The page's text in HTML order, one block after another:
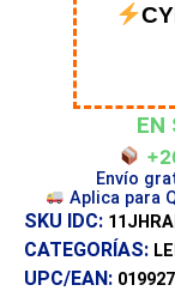
EN
Envío
Aplica para
SKU IDC:
CATEGORÍAS:
UPC/EAN: